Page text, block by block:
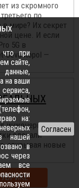
из скромного
по
мире? Их секрет
цене. И если
5G в
Sevastopol —
инженерная
сделали
открывая новые
при
сайте,
на ваши
на:
нашей
в
через
все